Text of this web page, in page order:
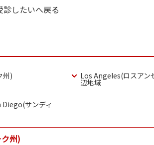
したいへ戻る
州) Los Angeles(ロスアン
辺地域
サンディ
州)